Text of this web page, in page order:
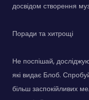
досвідом створення
Поради та хитрощі
Не поспішай,
які видає Блоб.
більш заспокійливих